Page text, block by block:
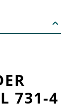
731-4